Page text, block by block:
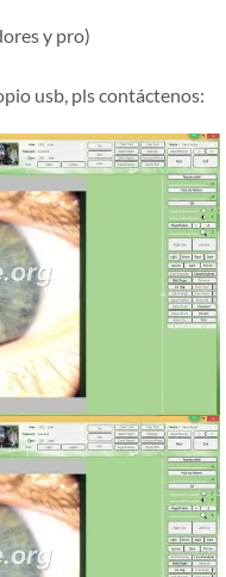
y pro)
usb, pls contáctenos: